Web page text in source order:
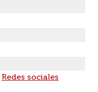
Redes sociales